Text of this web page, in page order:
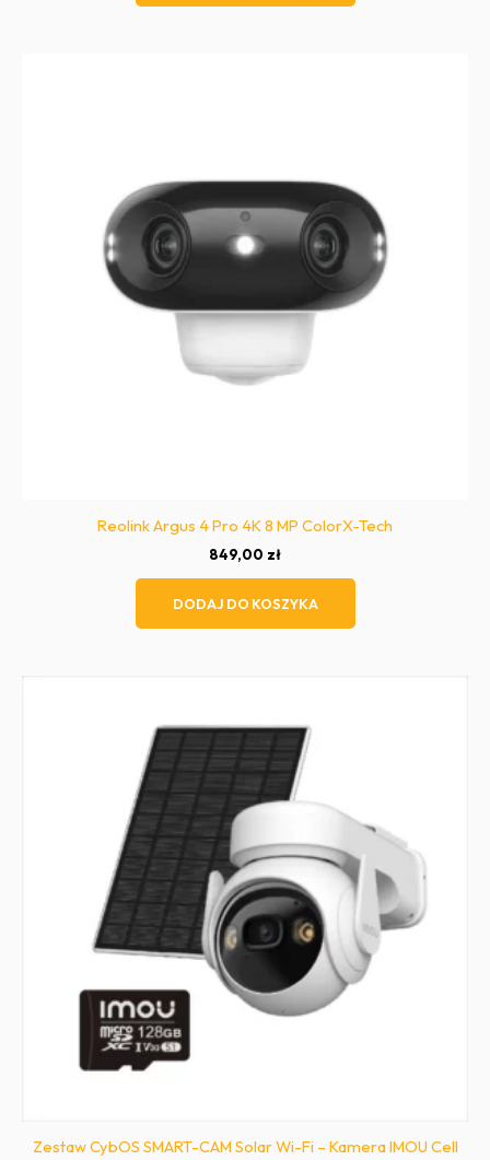
Reolink Argus 4 Pro 4K 8 MP ColorX-Tech
849,00 zł
DODAJ DO KOSZYKA
Zestaw CybOS SMART-CAM Solar Wi-Fi – Kamera IMOU Cell